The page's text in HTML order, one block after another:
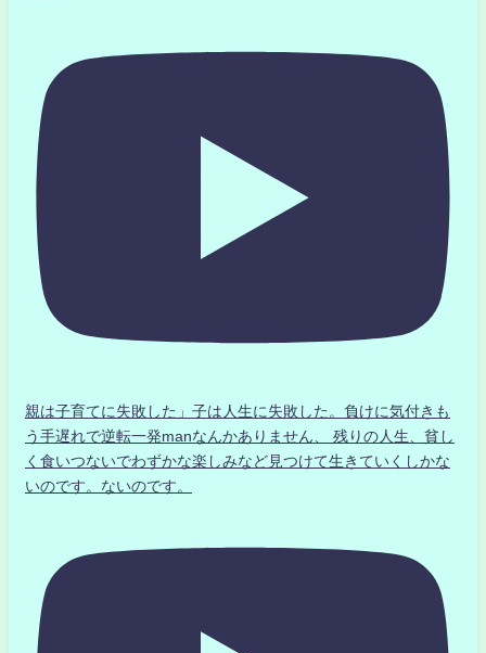
親は子育てに失敗した」子は人生に失敗した。負けに気付きも
う手遅れで逆転一発manなんかありません、 残りの人生、貧し
く食いつないでわずかな楽しみなど見つけて生きていくしかな
いのです。ないのです。